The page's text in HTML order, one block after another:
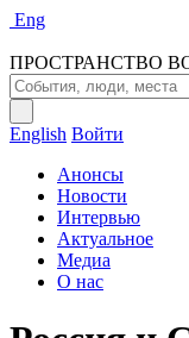
Eng
ПРОСТРАНСТВО
English Войти
Анонсы
Новости
Интервью
Актуальное
Медиа
О нас